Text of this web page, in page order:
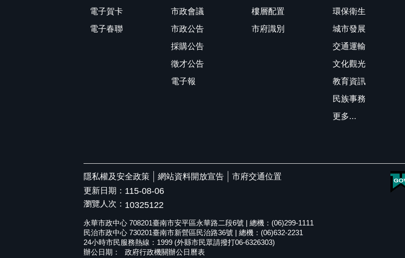
電子賀卡
電子春聯
市政會議
市政公告
採購公告
徵才公告
電子報
樓層配置
市府識別
環保衛生
城市發展
交通運輸
文化觀光
教育資訊
民族事務
更多...
隱私權及安全政策 網站資料開放宣告
市府交通位置
更新日期： 115-08-06
瀏覽人次： 10325122
永華市政中心 708201臺南市安平區永華路二段6號 | 總機：(06)299-1111
民治市政中心 730201臺南市新營區民治路36號 | 總機：(06)632-2231
24小時市民服務熱線：1999 (外縣市民眾請撥打06-6326303)
辦公日期：
政府行政機關辦公日曆表